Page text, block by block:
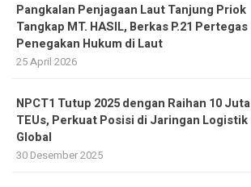
Pangkalan Penjagaan Laut Tanjung Priok
Tangkap MT. HASIL, Berkas P.21 Pertegas
Penegakan Hukum di Laut
25 April 2026
NPCT1 Tutup 2025 dengan Raihan 10 Juta
TEUs, Perkuat Posisi di Jaringan Logistik
Global
30 Desember 2025